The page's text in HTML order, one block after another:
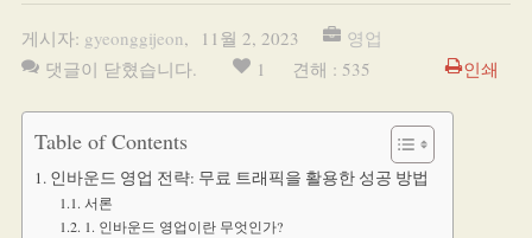
게시자: gyeonggijeon, 11월 2, 2023
영업
댓글이 닫혔습니다.
1 견해 : 535 인쇄
Table of Contents
인바운드 영업 전략: 무료 트래픽을 활용한 성공 방법
서론
1. 인바운드 영업이란 무엇인가?